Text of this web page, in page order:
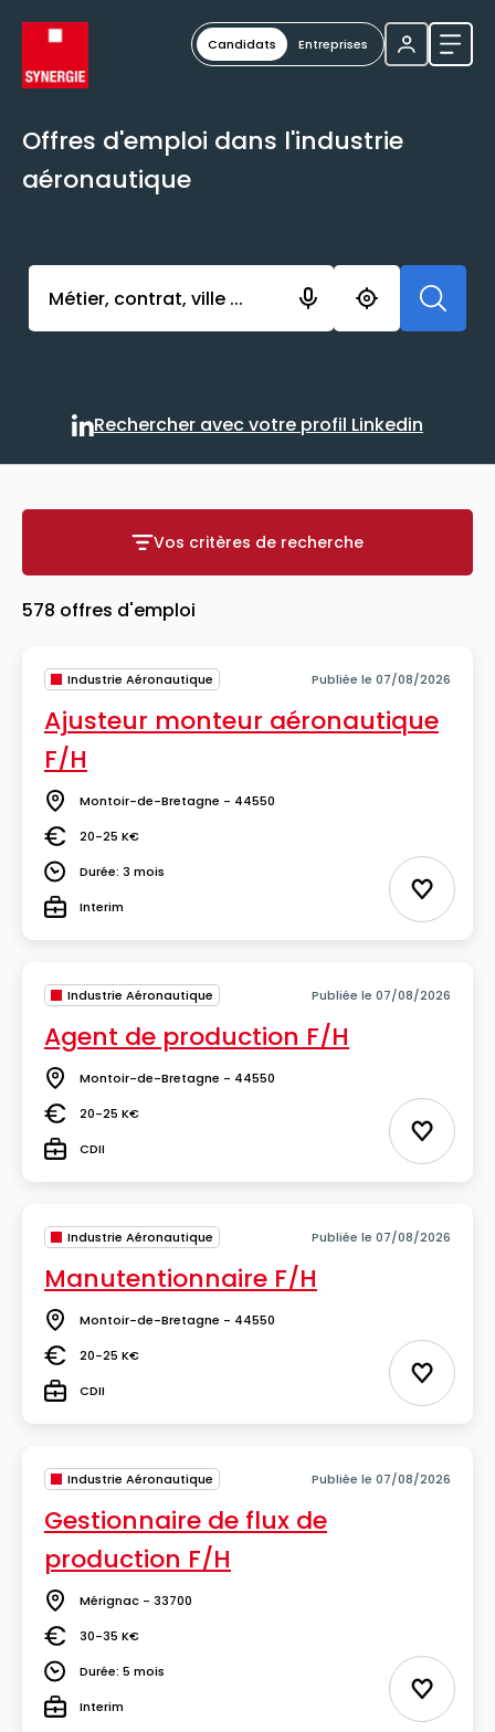
Candidats Entreprises
Offres d'emploi dans l'industrie
aéronautique
Activer l’élément pour lancer l’enregistrement.
Rechercher avec votre
Rechercher avec votre profil Linkedin
Vos critères de recherche
Vos critères de recherche
578 offres d'emploi
Industrie Aéronautique Publiée le 07/08/2026
Ajusteur monteur aéronautique
F/H
Lieu Montoir-de-Bretagne - 44550
Salaire20-25 K€
DuréeDurée: 3 mois
TypeInterim Ajouter
Industrie Aéronautique Publiée le 07/08/2026
Agent de production F/H
Lieu Montoir-de-Bretagne - 44550
Salaire20-25 K€
TypeCDII Ajouter
Industrie Aéronautique Publiée le 07/08/2026
Manutentionnaire F/H
Lieu Montoir-de-Bretagne - 44550
Salaire20-25 K€
TypeCDII Ajouter
Industrie Aéronautique Publiée le 07/08/2026
Gestionnaire de flux de
production F/H
Lieu Mérignac - 33700
Salaire30-35 K€
DuréeDurée: 5 mois
TypeInterim Ajouter